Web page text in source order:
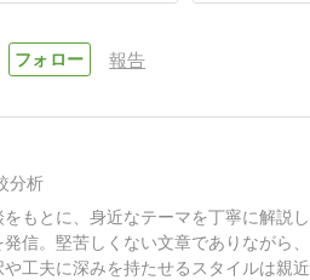
報告
分析
もとに、身近なテーマを丁寧に解説
信。堅苦しくない文章でありながら
工夫に深みを持たせるスタイルは親